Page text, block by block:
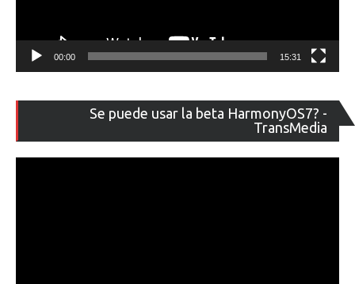
00:00 15:31
Se puede usar la beta HarmonyOS7? -
TransMedia
de